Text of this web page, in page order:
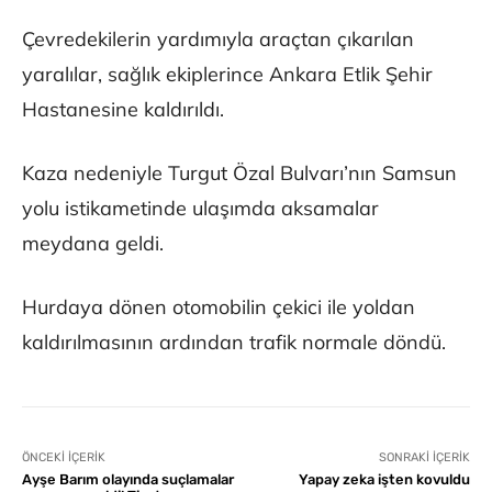
Çevredekilerin yardımıyla araçtan çıkarılan
yaralılar, sağlık ekiplerince Ankara Etlik Şehir
Hastanesine kaldırıldı.
Kaza nedeniyle Turgut Özal Bulvarı’nın Samsun
yolu istikametinde ulaşımda aksamalar
meydana geldi.
Hurdaya dönen otomobilin çekici ile yoldan
kaldırılmasının ardından trafik normale döndü.
ÖNCEKI İÇERIK
Ayşe Barım olayında suçlamalar
SONRAKI İÇERIK
Yapay zeka işten kovuldu